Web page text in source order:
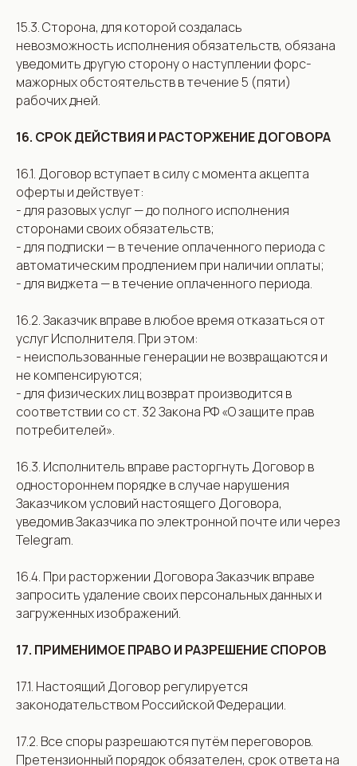
15.3. Сторона, для которой создалась
невозможность исполнения обязательств, обязана
уведомить другую сторону о наступлении форс-
мажорных обстоятельств в течение 5 (пяти)
рабочих дней.
16. СРОК ДЕЙСТВИЯ И РАСТОРЖЕНИЕ ДОГОВОРА
16.1. Договор вступает в силу с момента акцепта
оферты и действует:
- для разовых услуг — до полного исполнения
сторонами своих обязательств;
- для подписки — в течение оплаченного периода с
автоматическим продлением при наличии оплаты;
- для виджета — в течение оплаченного периода.
16.2. Заказчик вправе в любое время отказаться от
услуг Исполнителя. При этом:
- неиспользованные генерации не возвращаются и
не компенсируются;
- для физических лиц возврат производится в
соответствии со ст. 32 Закона РФ «О защите прав
потребителей».
16.3. Исполнитель вправе расторгнуть Договор в
одностороннем порядке в случае нарушения
Заказчиком условий настоящего Договора,
уведомив Заказчика по электронной почте или через
Telegram.
16.4. При расторжении Договора Заказчик вправе
запросить удаление своих персональных данных и
загруженных изображений.
17. ПРИМЕНИМОЕ ПРАВО И РАЗРЕШЕНИЕ СПОРОВ
17.1. Настоящий Договор регулируется
законодательством Российской Федерации.
17.2. Все споры разрешаются путём переговоров.
Претензионный порядок обязателен, срок ответа на